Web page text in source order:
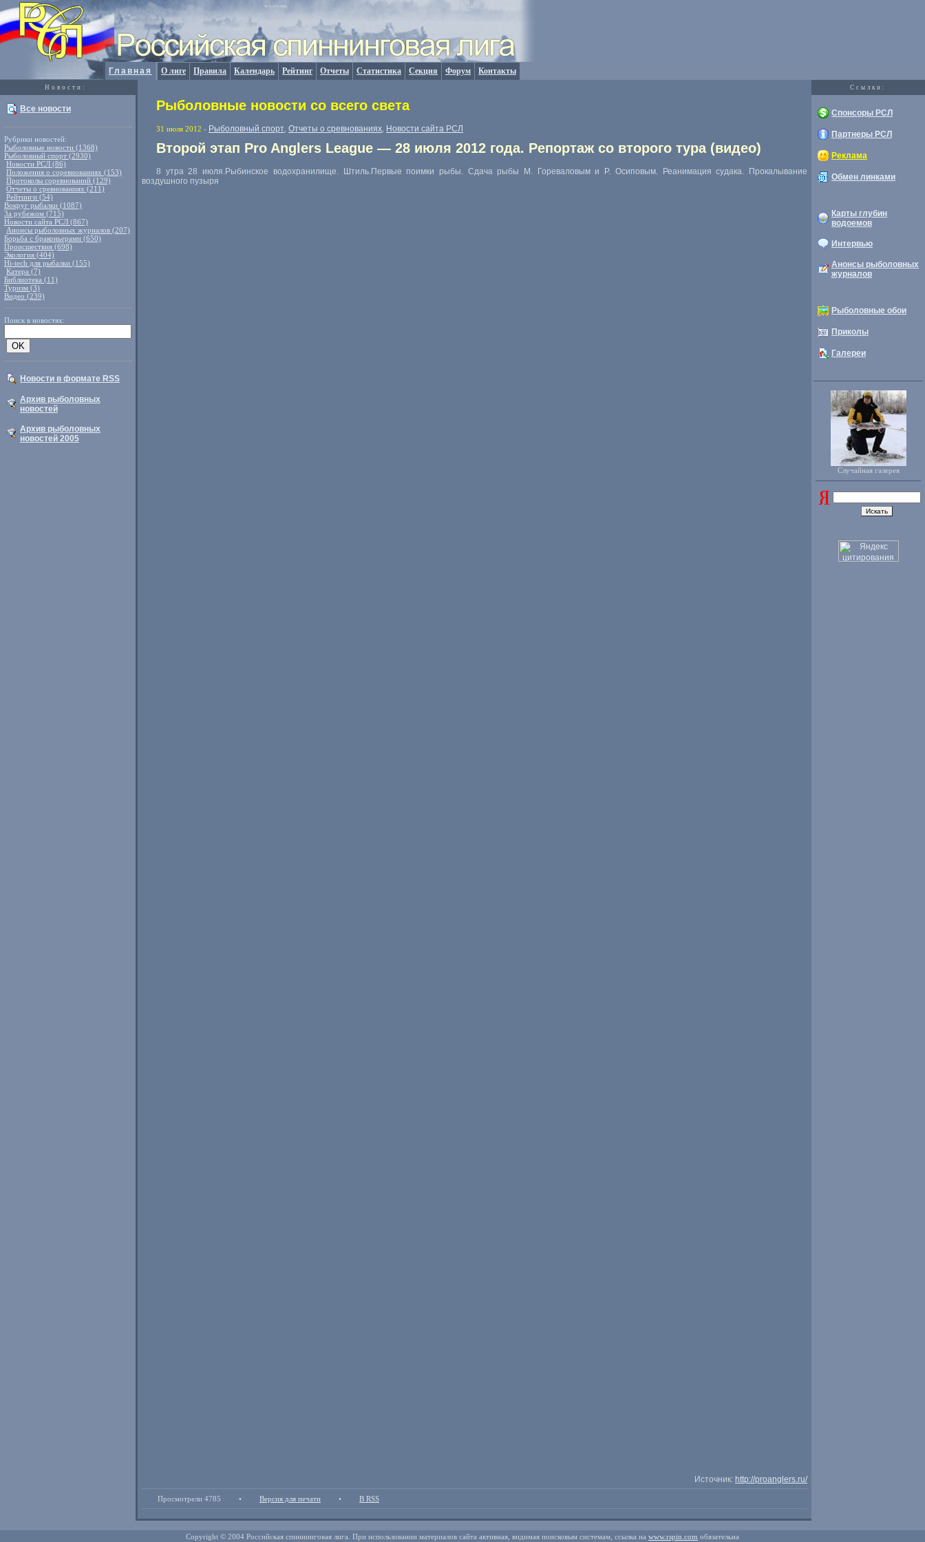
Главная О лиге Правила Календарь Рейтинг Отчеты Статистика Секция Форум Контакты
Новости: Cсылки:
Все новости
Рубрики новостей:
Рыболовные новости (1368)
Рыболовный спорт (2930)
Новости РСЛ (86)
Положения о соревнованиях (153)
Протоколы соревнований (129)
Отчеты о сревнованиях (211)
Рейтинги (54)
Вокруг рыбалки (1087)
За рубежом (715)
Новости сайта РСЛ (867)
Анонсы рыболовных журналов (207)
Борьба с браконьерами (650)
Происшествия (698)
Экология (404)
Hi-tech для рыбалки (155)
Катера (7)
Библиотека (11)
Туризм (3)
Видео (239)
Поиск в новостях:
Новости в формате RSS
Архив рыболовных
новостей
Архив рыболовных
новостей 2005
Рыболовные новости со всего света
31 июля 2012 - Рыболовный спорт Отчеты о сревнованиях Новости сайта РСЛ
Второй этап Pro Anglers League — 28 июля 2012 года. Репортаж со второго тура (видео)
8 утра 28 июля.Рыбинское водохранилище. Штиль.Первые поимки рыбы. Сдача рыбы М. Гореваловым и Р. Осиповым. Реанимация судака. Прокалывание
воздушного пузыря
Источник: http://proanglers.ru/
Просмотрели 4785 • Версия для печати • В RSS
Спонсоры РСЛ
Партнеры РСЛ
Реклама
Обмен линками
Карты глубин
водоемов
Интервью
Анонсы рыболовных
журналов
Рыболовные обои
Приколы
Галереи
Случайная галерея
Copyright © 2004 Российская спиннинговая лига. При использовании материалов сайта активная, видимая поисковым системам, ссылка на www.rspin.com обязательна